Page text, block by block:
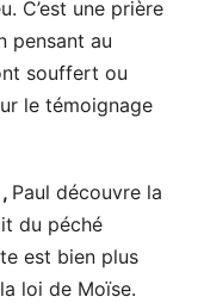
C’est une prière
pensant au
souffert ou
le témoignage
Paul découvre la
du péché
est bien plus
loi de Moïse.